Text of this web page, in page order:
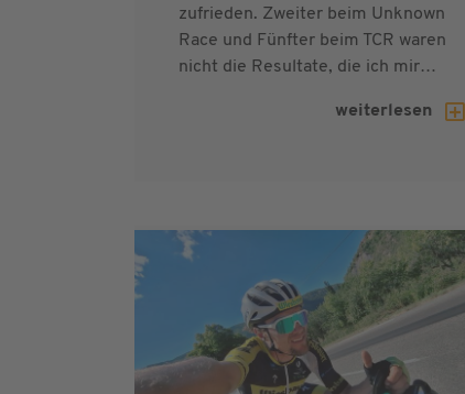
zufrieden. Zweiter beim Unknown
Race und Fünfter beim TCR waren
nicht die Resultate, die ich mir…
weiterlesen